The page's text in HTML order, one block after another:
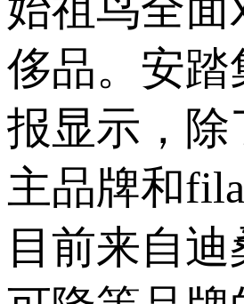
侈品。安踏
报显示，除
主品牌和
目前来自迪